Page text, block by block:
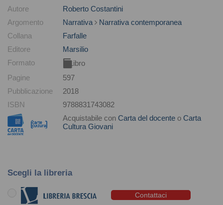
Autore
Roberto Costantini
Argomento
Narrativa
Narrativa contemporanea
Collana
Farfalle
Editore
Marsilio
Formato
Libro
Pagine
597
Pubblicazione
2018
ISBN
9788831743082
Acquistabile con Carta del docente o Carta
Cultura Giovani
Scegli la libreria
Contattaci